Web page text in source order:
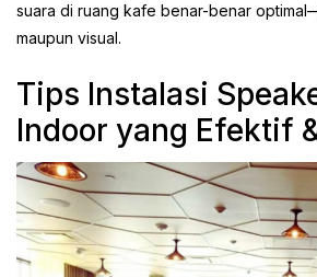
suara di ruang kafe benar-benar
maupun visual.
Tips Instalasi
Indoor yang Efektif